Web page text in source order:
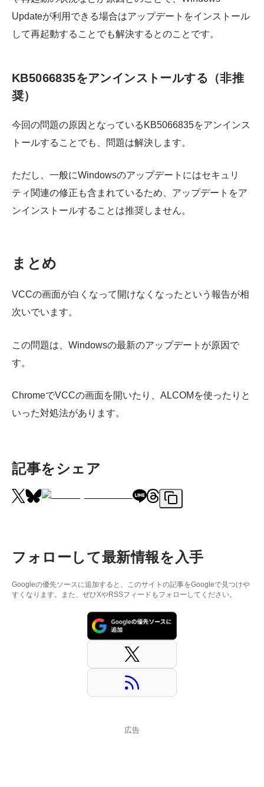
Updateが利用できる場合はアップデートをインストール
して再起動することでも解決するとのことです。
KB5066835をアンインストールする（非推
奨）
今回の問題の原因となっているKB5066835をアンインス
トールすることでも、問題は解決します。
ただし、一般にWindowsのアップデートにはセキュリ
ティ関連の修正も含まれているため、アップデートをア
ンインストールすることは推奨しません。
まとめ
VCCの画面が白くなって開けなくなったという報告が相
次いでいます。
この問題は、Windowsの最新のアップデートが原因で
す。
ChromeでVCCの画面を開いたり、ALCOMを使ったりと
いった対処法があります。
記事をシェア
フォローして最新情報を入手
Googleの優先ソースに追加すると、このサイトの記事をGoogleで見つけや
すくなります。また、ぜひXやRSSフィードもフォローしてください。
広告